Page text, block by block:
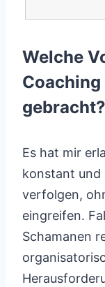
Welche
gebracht?
Es hat mir
konstant und
verfolgen,
eingreifen.
Schamanen